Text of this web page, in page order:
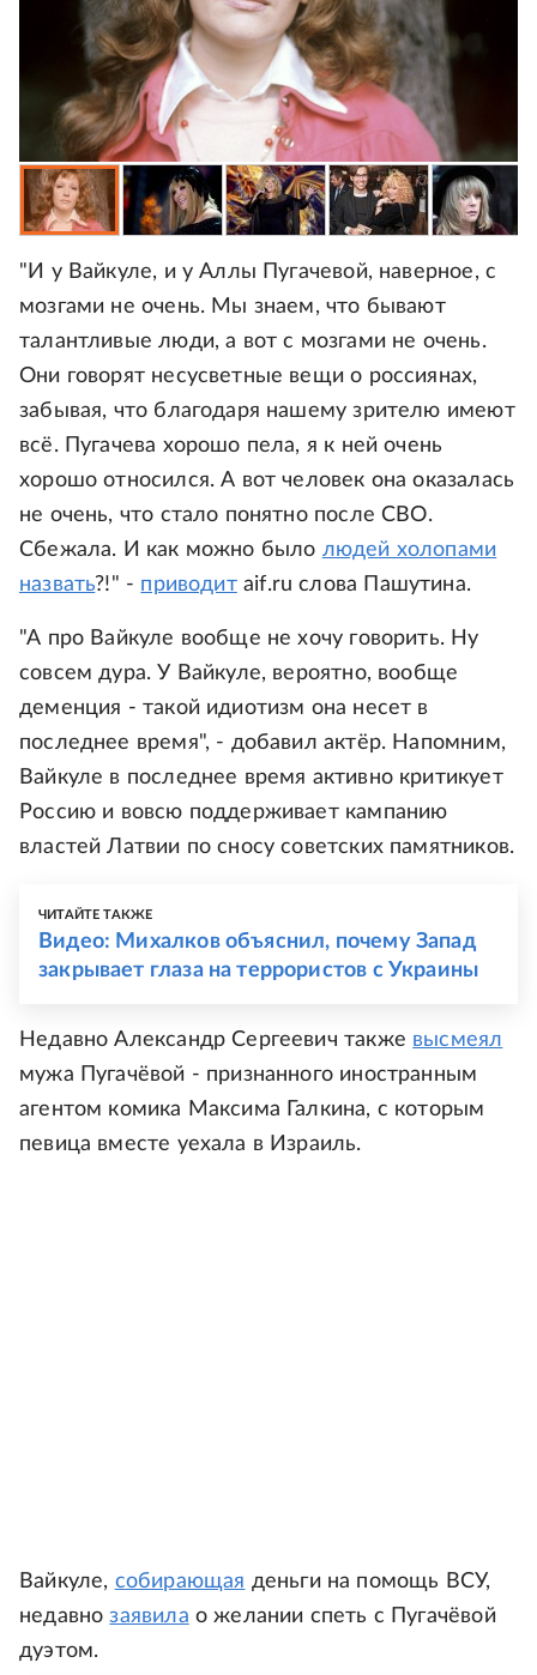
"И у Вайкуле, и у Аллы Пугачевой, наверное, с
мозгами не очень. Мы знаем, что бывают
талантливые люди, а вот с мозгами не очень.
Они говорят несусветные вещи о россиянах,
забывая, что благодаря нашему зрителю имеют
всё. Пугачева хорошо пела, я к ней очень
хорошо относился. А вот человек она оказалась
не очень, что стало понятно после СВО.
Сбежала. И как можно было людей холопами
назвать?!" - приводитaif.ru слова Пашутина.
"А про Вайкуле вообще не хочу говорить. Ну
совсем дура. У Вайкуле, вероятно, вообще
деменция - такой идиотизм она несет в
последнее время", - добавил актёр. Напомним,
Вайкуле в последнее время активно критикует
Россию и вовсю поддерживает кампанию
властей Латвии по сносу советских памятников.
ЧИТАЙТЕ ТАКЖЕ
Видео: Михалков объяснил, почему Запад
закрывает глаза на террористов с Украины
Недавно Александр Сергеевич также высмеял
мужа Пугачёвой - признанного иностранным
агентом комика Максима Галкина, с которым
певица вместе уехала в Израиль.
Вайкуле, собирающая деньги на помощь ВСУ,
недавнозаявила о желании спеть с Пугачёвой
дуэтом.